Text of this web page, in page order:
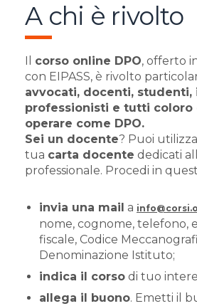
A chi è rivolto
corso online DPO, offerto
con EIPASS, è rivolto
avvocati, docenti, studenti,
professionisti e tutti coloro
operare come DPO.
Sei un docente? Puoi
tua carta docente dedicati
professionale. Procedi in
invia una mail a
nome, cognome, telefono,
fiscale, Codice
Denominazione Istituto;
indica il corso di tuo
allega il buono. Emetti il